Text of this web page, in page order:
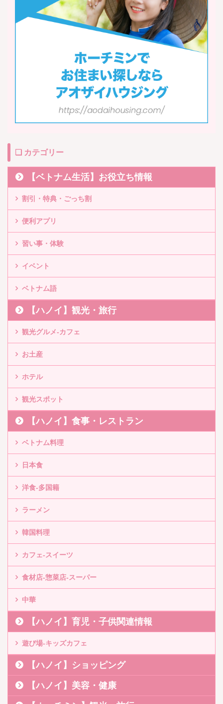
❏ カテゴリー
【ベトナム生活】お役立ち情報
割引・特典・ごっち割
便利アプリ
習い事・体験
イベント
ベトナム語
【ハノイ】観光・旅行
観光グルメ-カフェ
お土産
ホテル
観光スポット
【ハノイ】食事・レストラン
ベトナム料理
日本食
洋食-多国籍
ラーメン
韓国料理
カフェ-スイーツ
食材店-惣菜店-スーパー
中華
【ハノイ】育児・子供関連情報
遊び場-キッズカフェ
【ハノイ】ショッピング
【ハノイ】美容・健康